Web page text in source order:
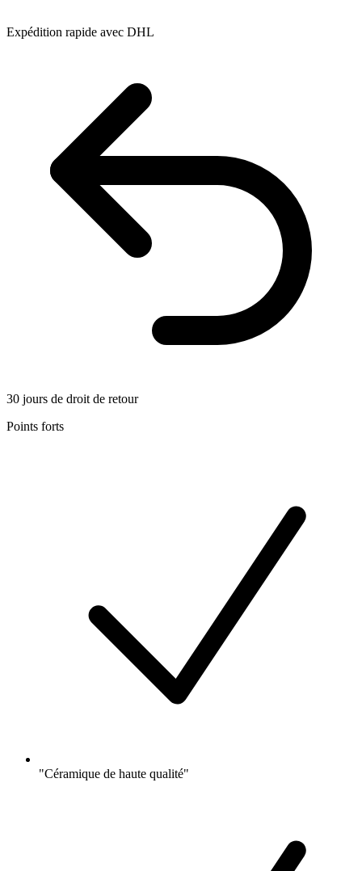
Expédition rapide avec DHL
30 jours de droit de retour
Points forts
"Céramique de haute qualité"